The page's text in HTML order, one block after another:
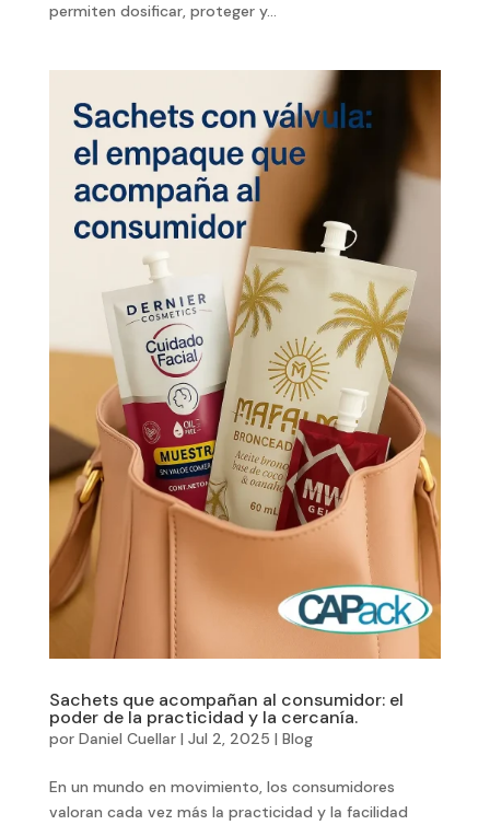
permiten dosificar, proteger y...
Sachets que acompañan al consumidor: el
poder de la practicidad y la cercanía.
por Daniel Cuellar| Jul 2, 2025 | Blog
En un mundo en movimiento, los consumidores
valoran cada vez más la practicidad y la facilidad